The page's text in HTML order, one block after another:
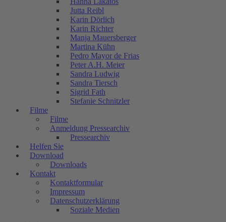
Jutta Reibl
Karin Dörlich
Karin Richter
Manja Mauersberger
Martina Kühn
Pedro Mayor de Frias
Peter A.H. Meier
Sandra Ludwig
Sandra Tiersch
Sigrid Fath
Stefanie Schnitzler
Filme
Filme
Anmeldung Pressearchiv
Pressearchiv
Helfen Sie
Download
Downloads
Kontakt
Kontaktformular
Impressum
Datenschutzerklärung
Soziale Medien